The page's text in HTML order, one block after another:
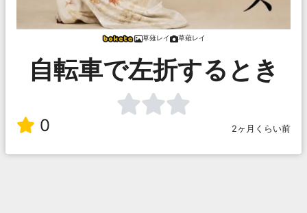
草薙レイ 草薙レイ
自転車で左折するとき
0 2ヶ月くらい前